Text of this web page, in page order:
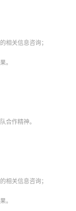
相关信息咨询；
。
合作精神。
相关信息咨询；
。